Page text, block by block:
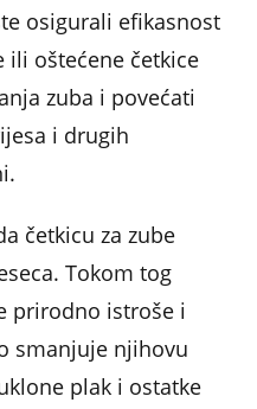
osigurali efikasnost
ili oštećene četkice
zuba i povećati
i drugih
četkicu za zube
Tokom tog
prirodno istroše i
smanjuje njihovu
plak i ostatke